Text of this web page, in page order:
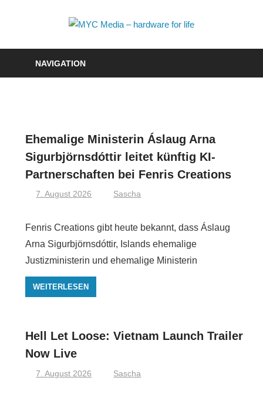
Media
–
for
life
NAVIGATION
Ehemalige Ministerin Áslaug Arna
Sigurbjörnsdóttir leitet künftig KI-
Partnerschaften bei Fenris Creations
7. August 2026 Sascha
Fenris Creations gibt heute bekannt, dass Áslaug
Arna Sigurbjörnsdóttir, Islands ehemalige
Justizministerin und ehemalige Ministerin
WEITERLESEN
Hell Let Loose: Vietnam Launch Trailer
Now Live
7. August 2026 Sascha